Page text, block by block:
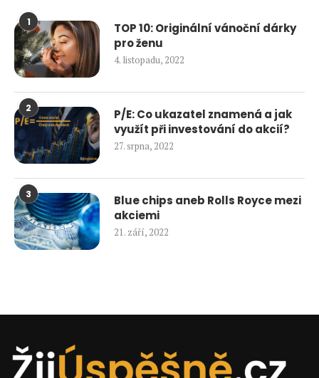
1
TOP 10: Originální vánoční dárky
pro ženu
4. listopadu, 2022
2
P/E: Co ukazatel znamená a jak
využít při investování do akcií?
27. srpna, 2022
3
Blue chips aneb Rolls Royce mezi
akciemi
21. září, 2022